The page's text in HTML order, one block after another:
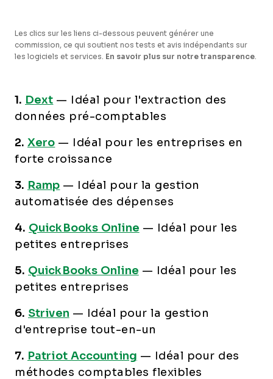
Les clics sur les liens ci-dessous peuvent générer une
commission, ce qui soutient nos tests et avis indépendants sur
les logiciels et services. En savoir plus sur notre transparence.
1. Dext —
Idéal pour l'extraction des
données pré-comptables
2. Xero —
Idéal pour les entreprises en
forte croissance
3. Ramp —
Idéal pour la gestion
automatisée des dépenses
4. QuickBooks Online —
Idéal pour les
petites entreprises
5. QuickBooks Online —
Idéal pour les
petites entreprises
6. Striven —
Idéal pour la gestion
d'entreprise tout-en-un
7. Patriot Accounting —
Idéal pour des
méthodes comptables flexibles